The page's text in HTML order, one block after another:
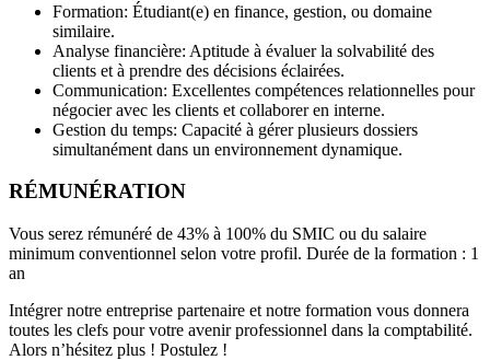
Formation: Étudiant(e) en finance, gestion, ou domaine
similaire.
Analyse financière: Aptitude à évaluer la solvabilité des
clients et à prendre des décisions éclairées.
Communication: Excellentes compétences relationnelles pour
négocier avec les clients et collaborer en interne.
Gestion du temps: Capacité à gérer plusieurs dossiers
simultanément dans un environnement dynamique.
RÉMUNÉRATION
Vous serez rémunéré de 43% à 100% du SMIC ou du salaire
minimum conventionnel selon votre profil. Durée de la formation : 1
an
Intégrer notre entreprise partenaire et notre formation vous donnera
toutes les clefs pour votre avenir professionnel dans la comptabilité.
Alors n’hésitez plus ! Postulez !